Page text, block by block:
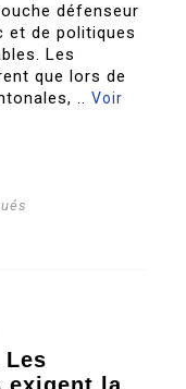
défenseur
et de politiques
Les
que lors de
..Voir
Les